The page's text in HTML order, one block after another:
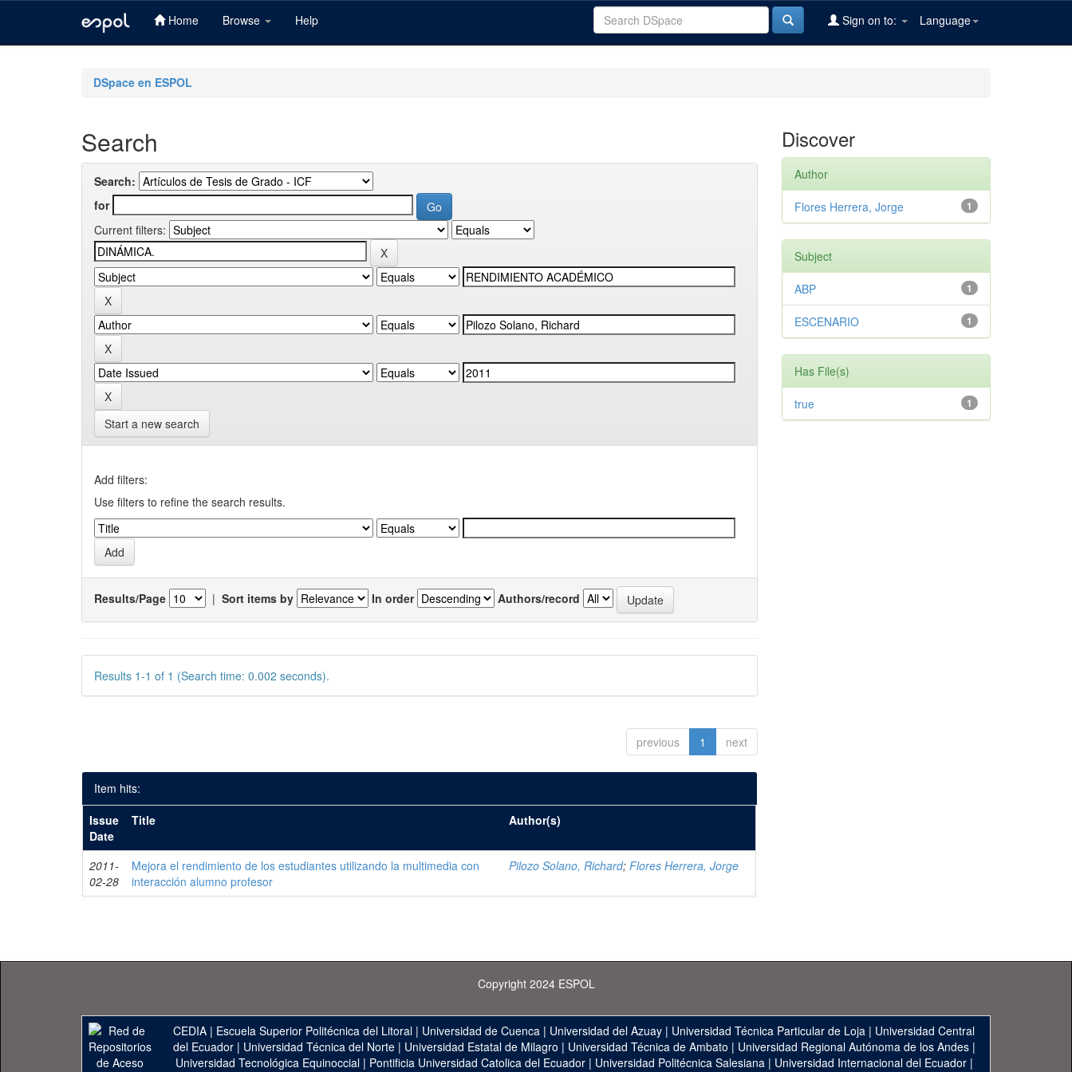
Home Browse Help Language
Sign on to:
DSpace en ESPOL
Search
Search:
for
Current filters:
Start a new search
Add filters:
Use filters to refine the search results.
Results/Page | Sort items by In order Authors/record
Results 1-1 of 1 (Search time: 0.002 seconds).
previous 1 next
Item hits:
Issue
Date
Title Author(s)
2011-
02-28
Mejora el rendimiento de los estudiantes utilizando la multimedia con
interacción alumno profesor
Pilozo Solano, Richard;Flores Herrera, Jorge
Discover
Author
1
Flores Herrera, Jorge
Subject
1
ABP
1
ESCENARIO
Has File(s)
1
true
Copyright 2024 ESPOL
CEDIA | Escuela Superior Politécnica del Litoral | Universidad de Cuenca | Universidad del Azuay | Universidad Técnica Particular de Loja | Universidad Central
del Ecuador| Universidad Técnica del Norte| Universidad Estatal de Milagro | Universidad Técnica de Ambato | Universidad Regional Autónoma de los Andes|
Universidad Tecnológica Equinoccial| Pontificia Universidad Catolica del Ecuador| Universidad Politécnica Salesiana| Universidad Internacional del Ecuador|